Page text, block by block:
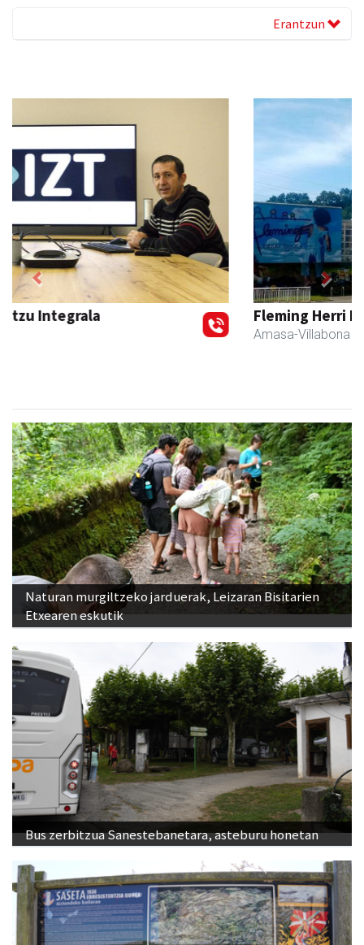
Erantzun
Fleming Herri Eskola
Previous Next
Naturan murgiltzeko jarduerak, Leizaran Bisitarien
Etxearen eskutik
Bus zerbitzua Sanestebanetara, asteburu honetan